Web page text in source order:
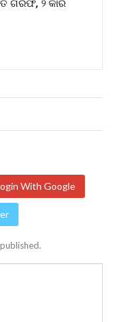
ଗିରଫ, ୨ କାର
With Google